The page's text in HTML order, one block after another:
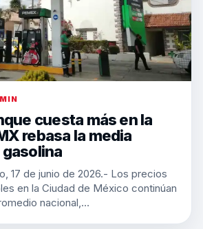
cuesta más en la
rebasa la media
17 de junio de 2026.- Los precios
en la Ciudad de México continúan
nacional,…